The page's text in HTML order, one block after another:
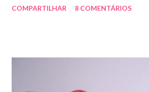
COMPARTILHAR 8 COMENTÁRIOS